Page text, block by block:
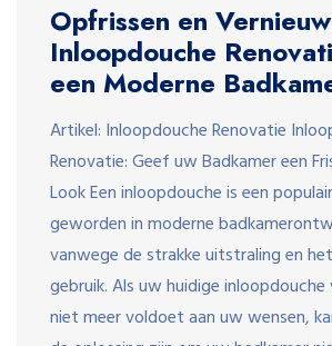
Opfrissen en
Inloopdouche
een Moderne
Artikel: Inloopdouche Renovatie
Renovatie: Geef uw Badkamer een
Look Een inloopdouche is een
geworden in moderne
vanwege de strakke uitstraling en
gebruik. Als uw huidige
niet meer voldoet aan uw wensen,